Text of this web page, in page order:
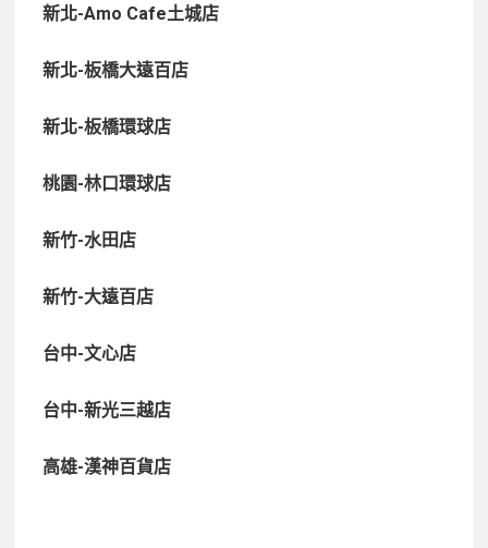
新北-Amo Cafe土城店
新北-板橋大遠百店
新北-板橋環球店
桃園-林口環球店
新竹-水田店
新竹-大遠百店
台中-文心店
台中-新光三越店
高雄-漢神百貨店